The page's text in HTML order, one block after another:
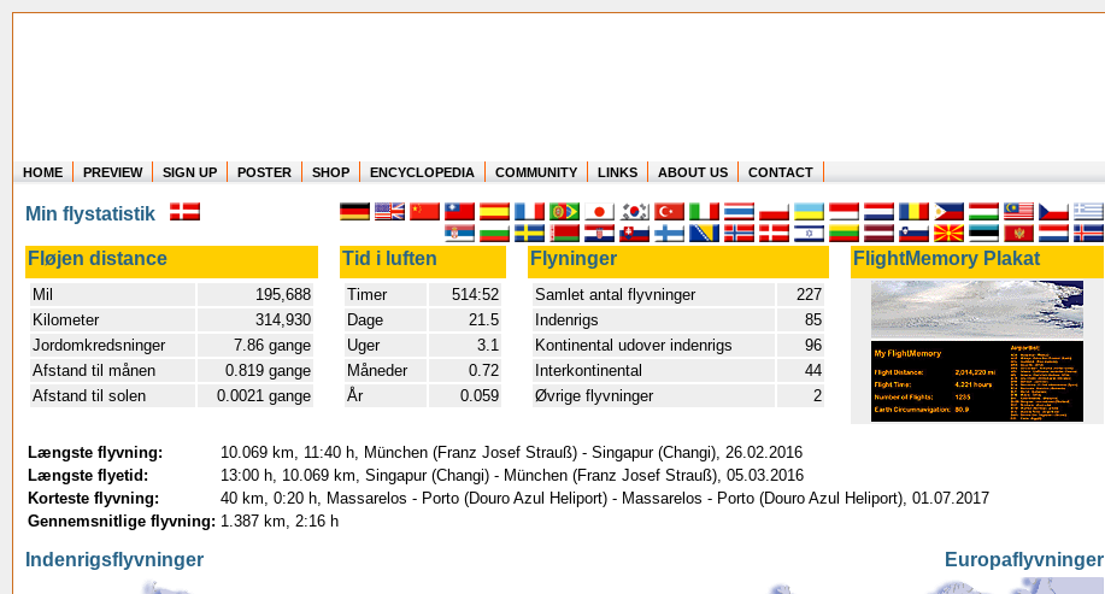
Where in the world have you flown?
How long have you been in the air?
Create your own FlightMemory and see!
HOME PREVIEW SIGN UP POSTER SHOP ENCYCLOPEDIA COMMUNITY LINKS ABOUT US CONTACT
Min flystatistik
Fløjen distance Tid i luften Flyninger FlightMemory Plakat
Mil
195,688
Kilometer
314,930
Jordomkredsninger
7.86 gange
Afstand til månen
0.819 gange
Afstand til solen
0.0021 gange
Timer
514:52
Dage
21.5
Uger
3.1
Måneder
0.72
År
0.059
Samlet antal flyvninger
227
Indenrigs
85
Kontinental udover indenrigs
96
Interkontinental
44
Øvrige flyvninger
2
Længste flyvning:
10.069 km, 11:40 h, München (Franz Josef Strauß) - Singapur (Changi), 26.02.2016
Længste flyetid:
13:00 h, 10.069 km, Singapur (Changi) - München (Franz Josef Strauß), 05.03.2016
Korteste flyvning:
40 km, 0:20 h, Massarelos - Porto (Douro Azul Heliport) - Massarelos - Porto (Douro Azul Heliport), 01.07.2017
Gennemsnitlige flyvning: 1.387 km, 2:16 h
Indenrigsflyvninger Europaflyvninger